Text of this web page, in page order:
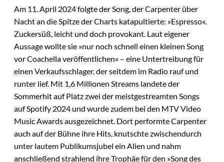
Am 11. April 2024 folgte der Song, der Carpenter über
Nacht an die Spitze der Charts katapultierte: »Espresso«.
Zuckersüß, leicht und doch provokant. Laut eigener
Aussage wollte sie »nur noch schnell einen kleinen Song
vor Coachella veröffentlichen« – eine Untertreibung für
einen Verkaufsschlager, der seitdem im Radio rauf und
runter lief. Mit 1,6 Millionen Streams landete der
Sommerhit auf Platz zwei der meistgestreamten Songs
auf Spotify 2024 und wurde zudem bei den MTV Video
Music Awards ausgezeichnet. Dort performte Carpenter
auch auf der Bühne ihre Hits, knutschte zwischendurch
unter lautem Publikumsjubel ein Alien und nahm
anschließend strahlend ihre Trophäe für den »Song des